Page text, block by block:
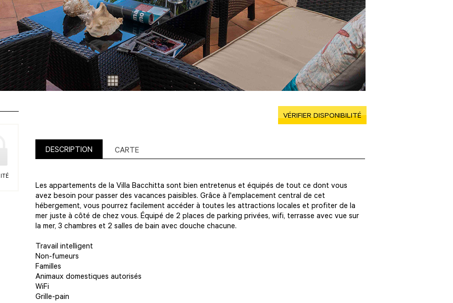
VÉRIFIER DISPONIBILITÉ
DESCRIPTION CARTE
Les appartements de la Villa Bacchitta sont bien entretenus et équipés de tout ce dont vous
avez besoin pour passer des vacances paisibles. Grâce à l'emplacement central de cet
hébergement, vous pourrez facilement accéder à toutes les attractions locales et profiter de la
mer juste à côté de chez vous. Équipé de 2 places de parking privées, wifi, terrasse avec vue sur
la mer, 3 chambres et 2 salles de bain avec douche chacune.
Travail intelligent
Non-fumeurs
Familles
Animaux domestiques autorisés
WiFi
Grille-pain